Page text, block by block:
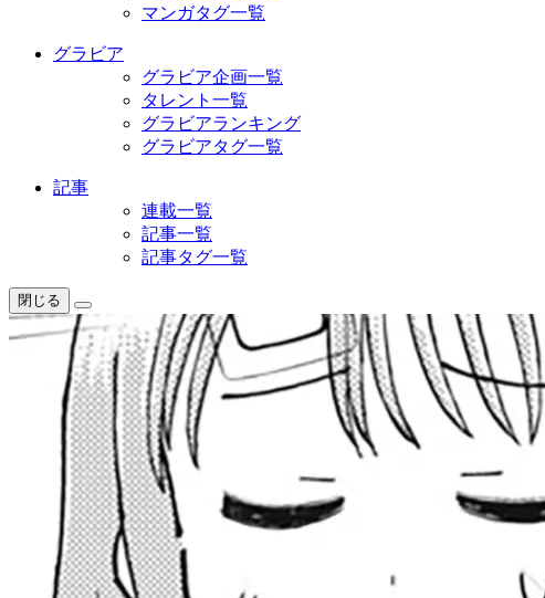
マンガタグ一覧
グラビア
グラビア企画一覧
タレント一覧
グラビアランキング
グラビアタグ一覧
記事
連載一覧
記事一覧
記事タグ一覧
閉じる